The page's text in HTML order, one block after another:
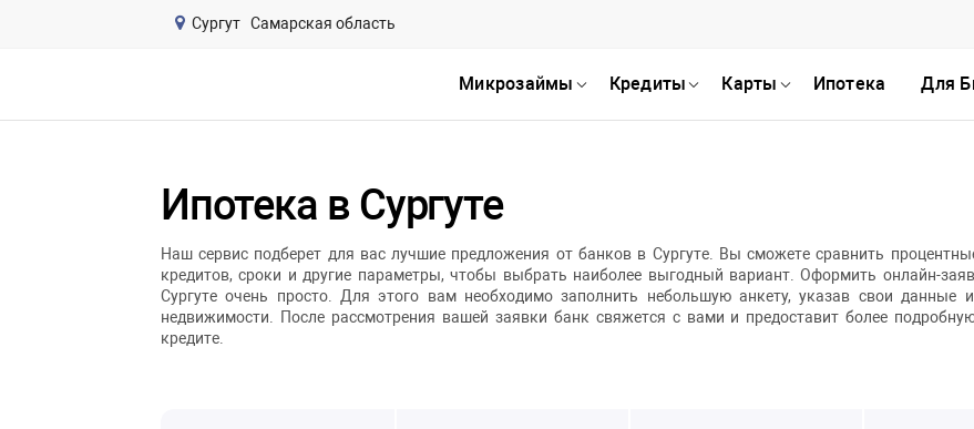
Сургут Самарская область
Микрозаймы Кредиты Карты Ипотека Для
Ипотека в Сургуте
Наш сервис подберет для вас лучшие предложения от банков в Сургуте. Вы сможете сравнить
кредитов, сроки и другие параметры, чтобы выбрать наиболее выгодный вариант. Оформить онлайн-
Сургуте очень просто. Для этого вам необходимо заполнить небольшую анкету, указав свои данные
недвижимости. После рассмотрения вашей заявки банк свяжется с вами и предоставит более
кредите.